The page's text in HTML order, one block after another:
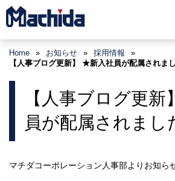
Home » お知らせ » 採用情報
»
【人事ブログ更新】 ★新入社員が配属されま
【人事ブログ更
員が配属されま
マチダコーポレーション人事部よりお知ら